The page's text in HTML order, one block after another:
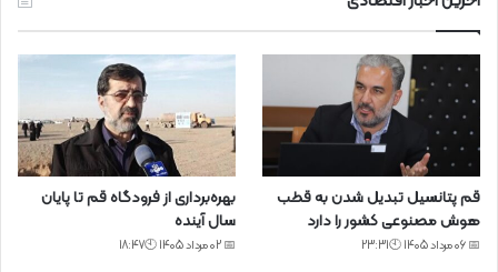
قم پتانسیل تبدیل شدن به قطب
هوش مصنوعی کشور را دارد
📅 06 مرداد 1405 🕙23:31
بهره‌برداری از فرودگاه قم تا پایان
سال آینده
📅 02 مرداد 1405 🕙18:47